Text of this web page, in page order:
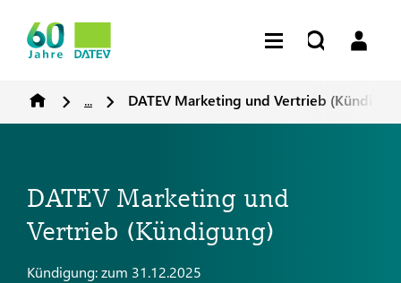
... DATEV Marketing und Vertrieb
DATEV Marketing und
Vertrieb (Kündigung)
Kündigung: zum 31.12.2025